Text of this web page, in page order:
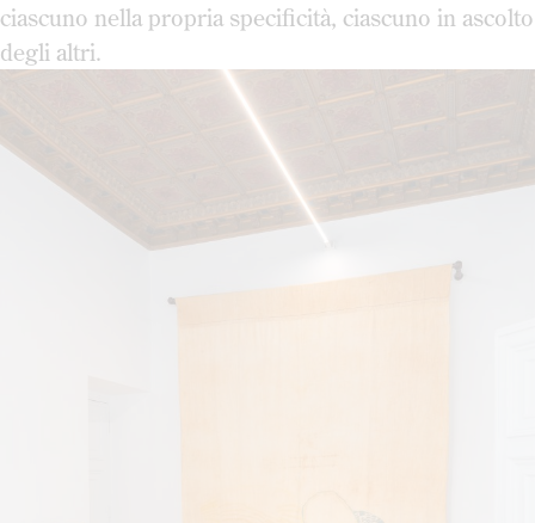
ciascuno nella propria specificità, ciascuno in ascolto
degli altri.